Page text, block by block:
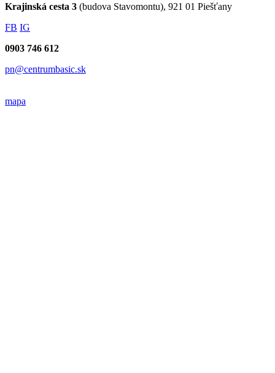
Krajinská cesta 3 (budova Stavomontu), 921 01 Piešťany
FB IG
0903 746 612
pn@centrumbasic.sk
mapa